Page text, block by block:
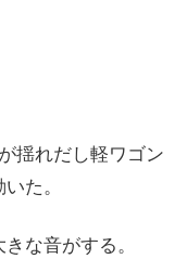
揺れだし軽ワゴン
た。
な音がする。